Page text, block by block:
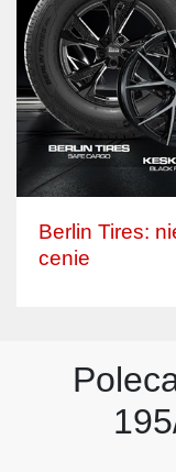
Berlin Tires:
cenie